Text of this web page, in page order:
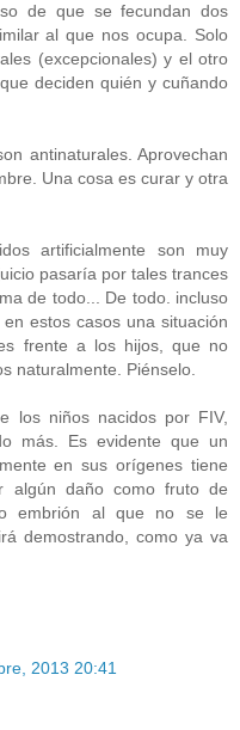
de que se fecundan dos
al que nos ocupa. Solo
(excepcionales) y el otro
deciden quién y cuñando
antinaturales. Aprovechan
Una cosa es curar y otra
artificialmente son muy
pasaría por tales trances
de todo... De todo. incluso
estos casos una situación
frente a los hijos, que no
naturalmente. Piénselo.
los niños nacidos por FIV,
más. Es evidente que un
en sus orígenes tiene
algún daño como fruto de
embrión al que no se le
demostrando, como ya va
2013 20:41